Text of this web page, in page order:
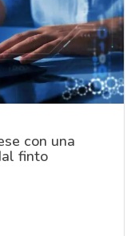
con una
finto